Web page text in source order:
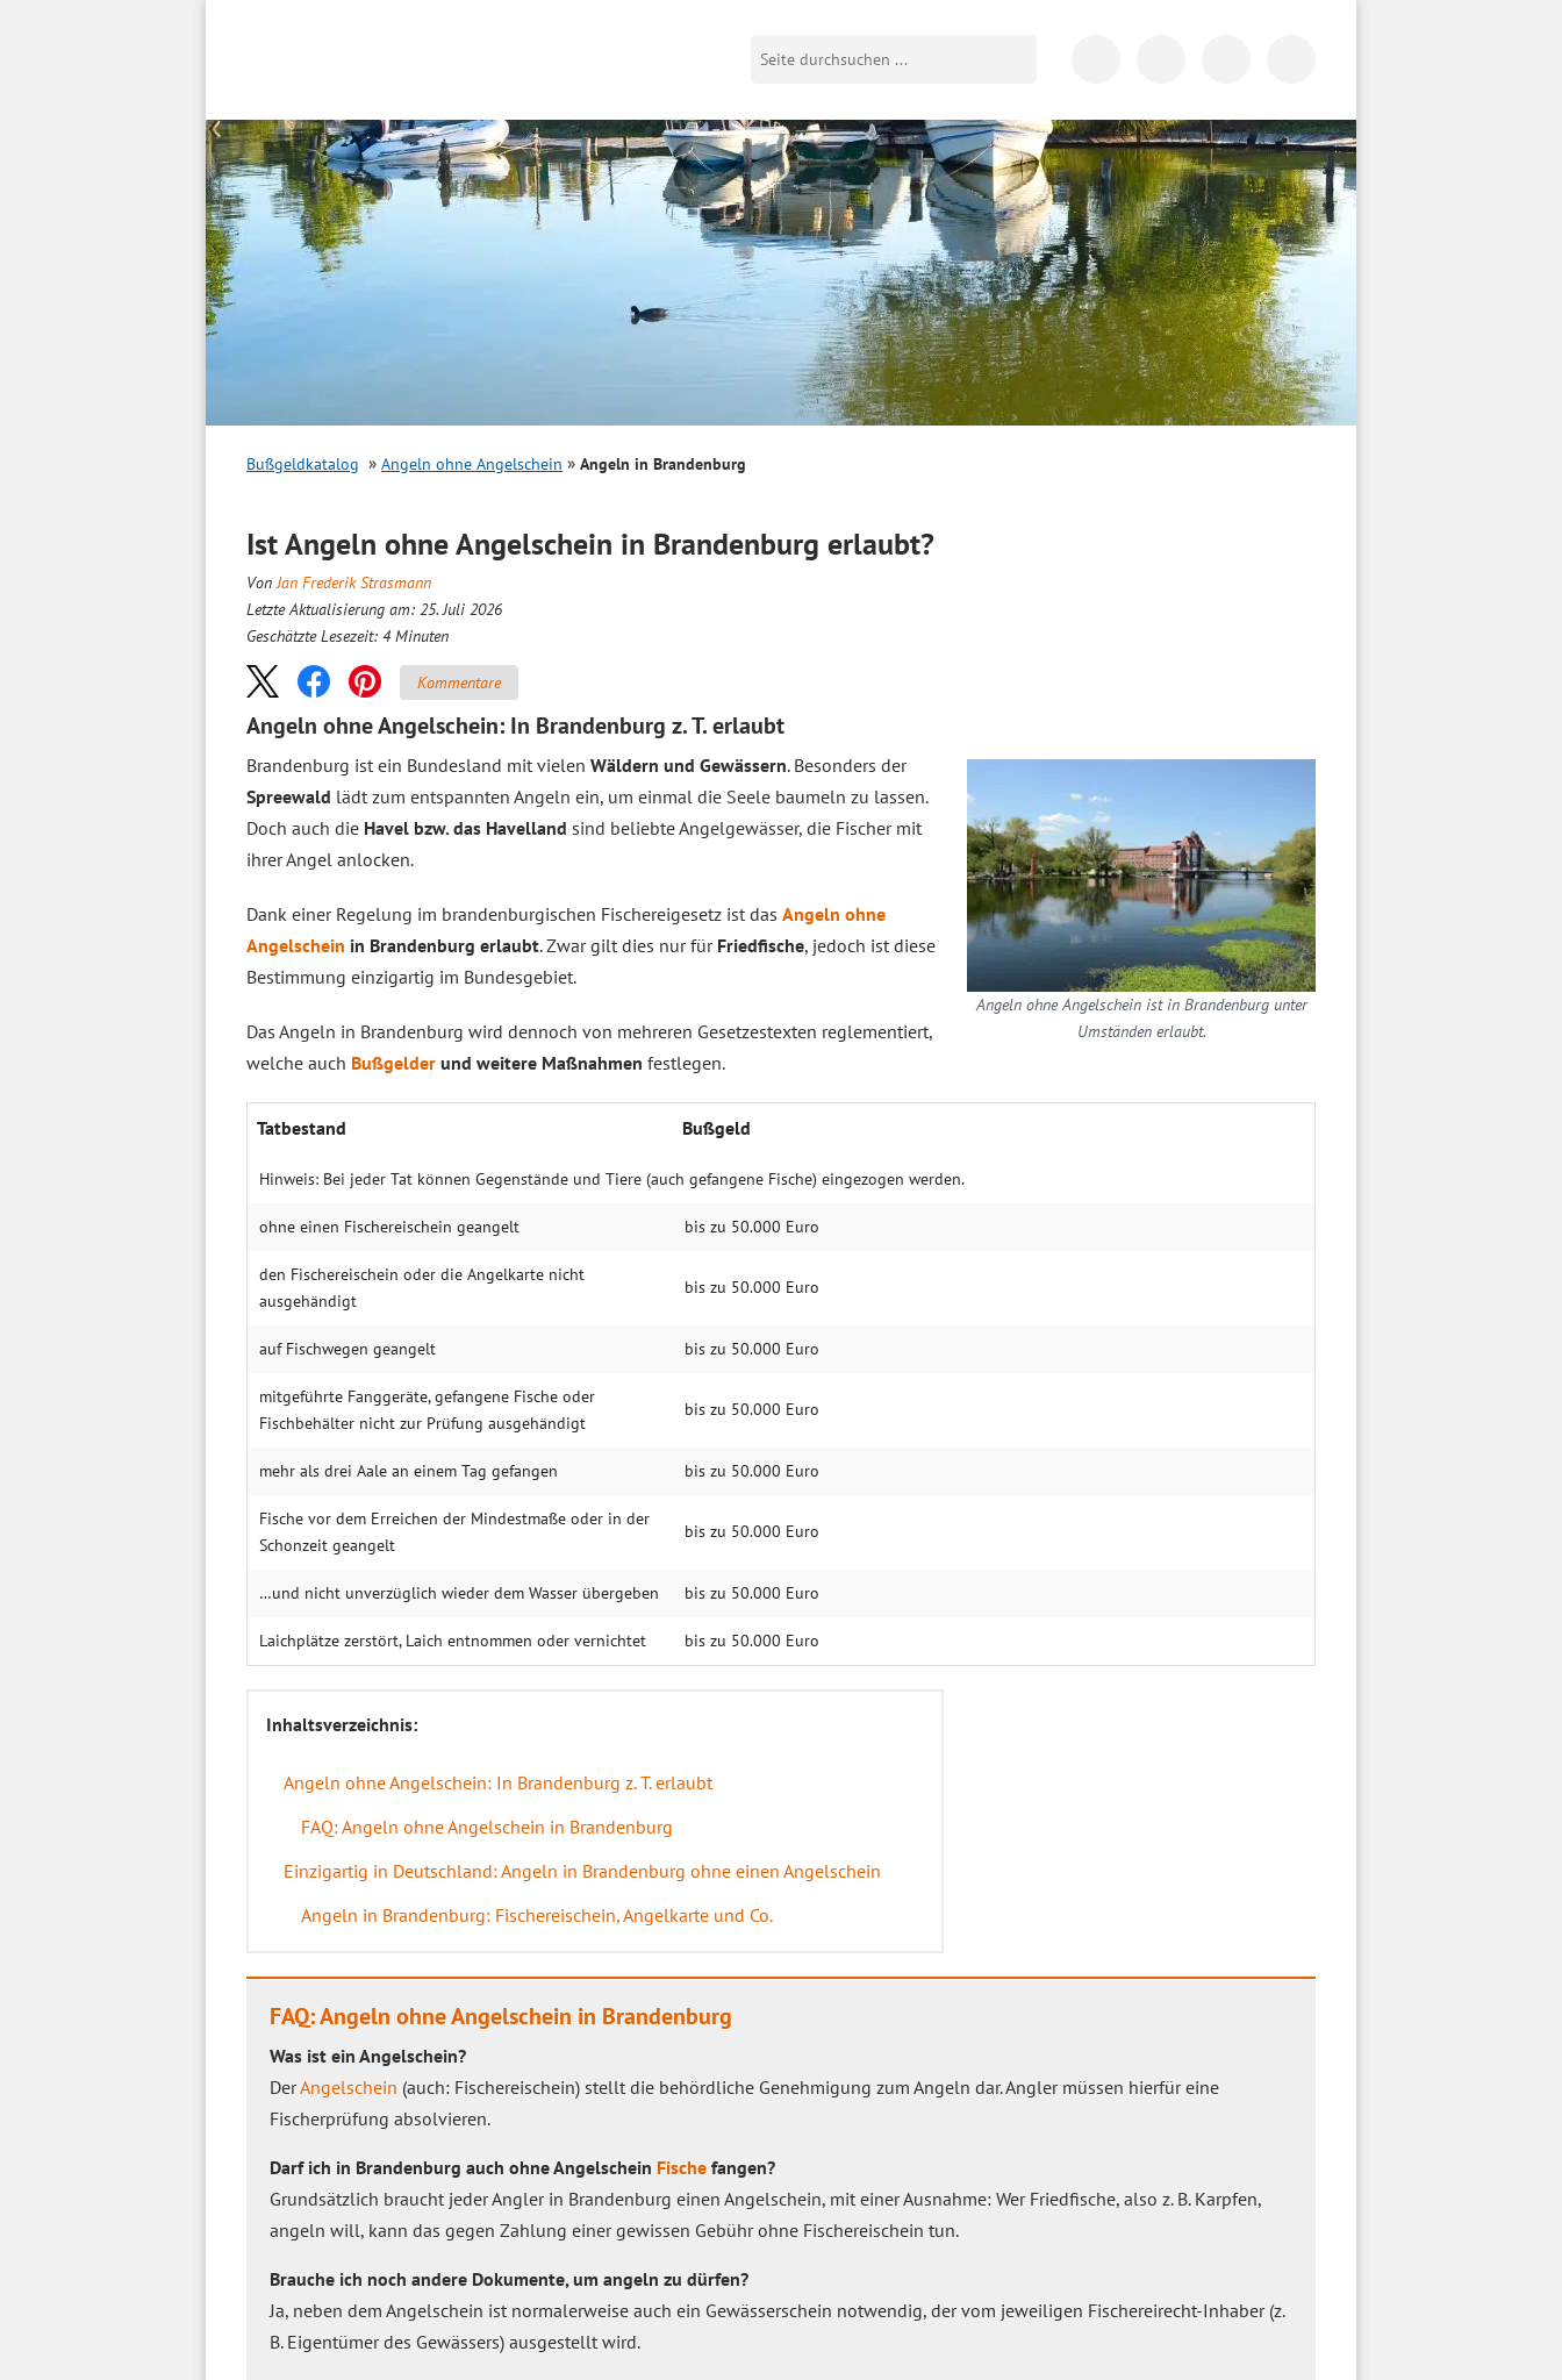
Bußgeldkatalog Angeln ohne Angelschein Angeln in Brandenburg
Ist Angeln ohne Angelschein in Brandenburg erlaubt?
VonJan Frederik Strasmann
Letzte Aktualisierung am: 25. Juli 2026
Geschätzte Lesezeit: 4 Minuten
Kommentare
Angeln ohne Angelschein: In Brandenburg z. T. erlaubt
Angeln ohne Angelschein ist in Brandenburg unter
Umständen erlaubt.
Brandenburg ist ein Bundesland mit vielen Wäldern und Gewässern. Besonders der
Spreewald lädt zum entspannten Angeln ein, um einmal die Seele baumeln zu lassen.
Doch auch die Havel bzw. das Havelland sind beliebte Angelgewässer, die Fischer mit
ihrer Angel anlocken.
Dank einer Regelung im brandenburgischen Fischereigesetz ist das Angeln ohne
Angelschein in Brandenburg erlaubt. Zwar gilt dies nur für Friedfische, jedoch ist diese
Bestimmung einzigartig im Bundesgebiet.
Das Angeln in Brandenburg wird dennoch von mehreren Gesetzestexten reglementiert,
welche auch Bußgelder und weitere Maßnahmen festlegen.
Tatbestand Bußgeld
Hinweis: Bei jeder Tat können Gegenstände und Tiere (auch gefangene Fische) eingezogen werden.
ohne einen Fischereischein geangelt bis zu 50.000 Euro
den Fischereischein oder die Angelkarte nicht
ausgehändigt
bis zu 50.000 Euro
auf Fischwegen geangelt bis zu 50.000 Euro
mitgeführte Fanggeräte, gefangene Fische oder
Fischbehälter nicht zur Prüfung ausgehändigt
bis zu 50.000 Euro
mehr als drei Aale an einem Tag gefangen bis zu 50.000 Euro
Fische vor dem Erreichen der Mindestmaße oder in der
Schonzeit geangelt
bis zu 50.000 Euro
…und nicht unverzüglich wieder dem Wasser übergeben bis zu 50.000 Euro
Laichplätze zerstört, Laich entnommen oder vernichtet bis zu 50.000 Euro
Inhaltsverzeichnis:
Angeln ohne Angelschein: In Brandenburg z. T. erlaubt
FAQ: Angeln ohne Angelschein in Brandenburg
Einzigartig in Deutschland: Angeln in Brandenburg ohne einen Angelschein
Angeln in Brandenburg: Fischereischein, Angelkarte und Co.
FAQ: Angeln ohne Angelschein in Brandenburg
Was ist ein Angelschein?
DerAngelschein (auch: Fischereischein) stellt die behördliche Genehmigung zum Angeln dar. Angler müssen hierfür eine
Fischerprüfung absolvieren.
Darf ich in Brandenburg auch ohne Angelschein Fische fangen?
Grundsätzlich braucht jeder Angler in Brandenburg einen Angelschein, mit einer Ausnahme: Wer Friedfische, also z. B. Karpfen,
angeln will, kann das gegen Zahlung einer gewissen Gebühr ohne Fischereischein tun.
Brauche ich noch andere Dokumente, um angeln zu dürfen?
Ja, neben dem Angelschein ist normalerweise auch ein Gewässerschein notwendig, der vom jeweiligen Fischereirecht-Inhaber (z.
B. Eigentümer des Gewässers) ausgestellt wird.